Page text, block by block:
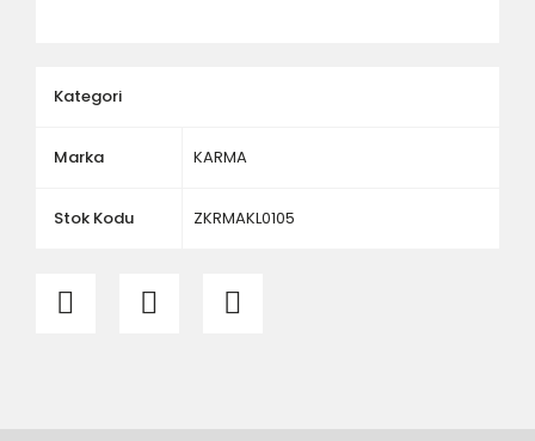
Kategori
Marka KARMA
Stok Kodu ZKRMAKL0105